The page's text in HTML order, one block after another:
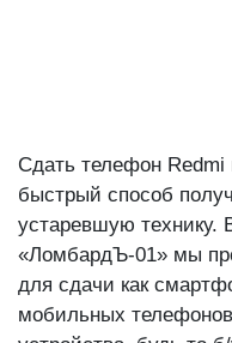
Сдать телефон
быстрый способ
устаревшую технику.
«ЛомбардЪ-01» мы
для сдачи как
мобильных